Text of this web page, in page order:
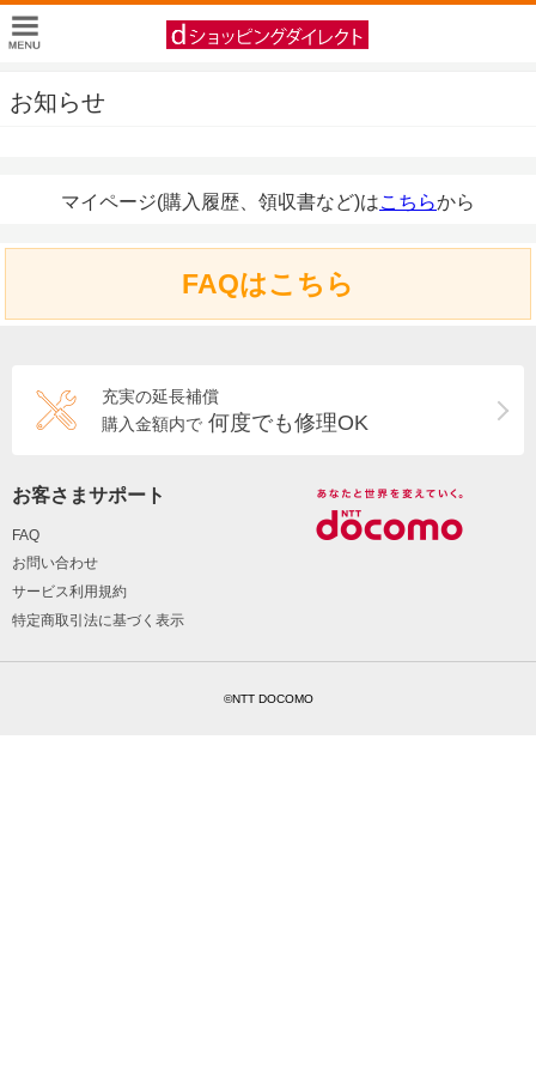
お知らせ
マイページ(購入履歴、領収書など)はこちらから
FAQはこちら
充実の延長補償
購入金額内で 何度でも修理OK
お客さまサポート
FAQ
お問い合わせ
サービス利用規約
特定商取引法に基づく表示
©NTT DOCOMO